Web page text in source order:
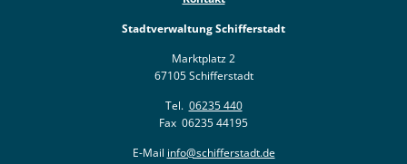
Stadtverwaltung Schifferstadt
Marktplatz 2
67105 Schifferstadt
Tel. 06235 440
Fax 06235 44195
E-Mail info@schifferstadt.de